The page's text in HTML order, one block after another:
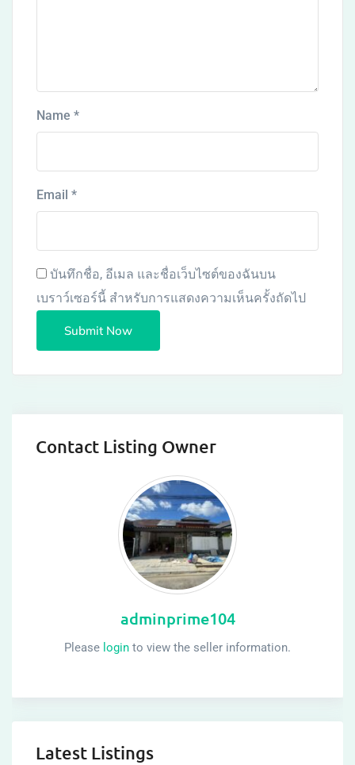
Name *
Email *
บันทึกชื่อ, อีเมล และชื่อเว็บไซต์ของฉันบน
เบราว์เซอร์นี้ สำหรับการแสดงความเห็นครั้งถัดไป
Contact Listing Owner
adminprime104
Please login to view the seller information.
Latest Listings